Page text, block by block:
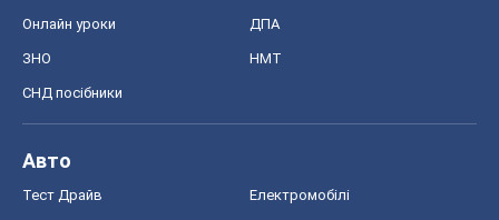
Онлайн уроки ДПА
ЗНО НМТ
СНД посібники
Авто
Тест Драйв Електромобілі